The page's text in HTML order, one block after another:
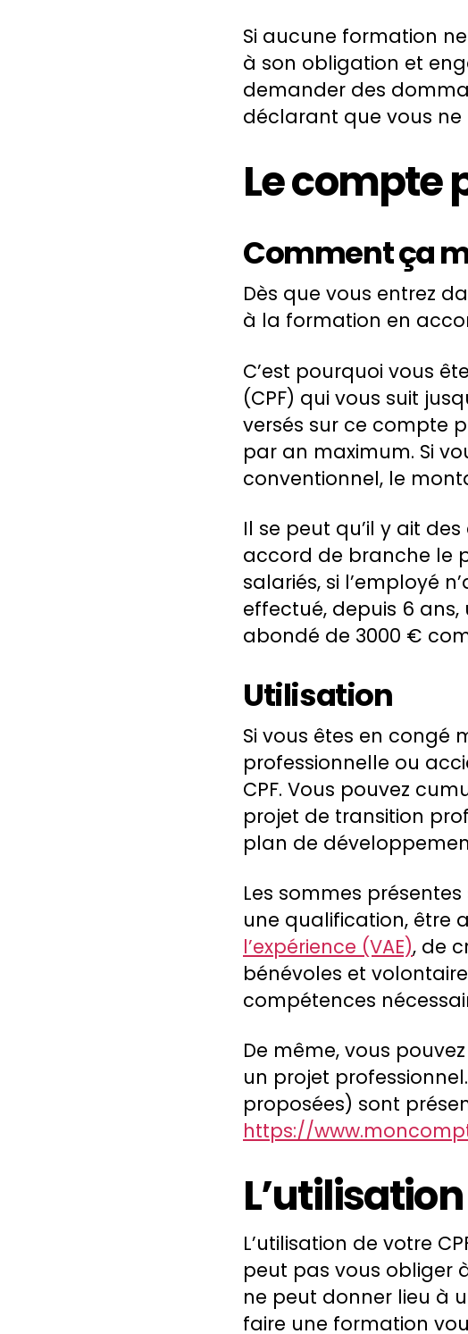
Si aucune formation
à son obligation et
demander des
déclarant que vous
Le compte
Comment ça
Dès que vous entrez
à la formation en
C’est pourquoi vous
(CPF) qui vous suit
versés sur ce compte
par an maximum. Si
conventionnel, le
Il se peut qu’il y ait
accord de branche le
salariés, si l’employé
effectué, depuis 6
abondé de 3000 €
Utilisation
Si vous êtes en congé
professionnelle ou
CPF. Vous pouvez
projet de transition
plan de
Les sommes
une qualification, être
l’expérience (VAE), de
bénévoles et
compétences
De même, vous
un projet
proposées) sont
https://
L’utilisation de votre
peut pas vous obliger
ne peut donner lieu à
faire une formation